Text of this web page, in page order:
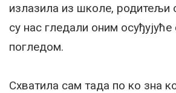
излазила из школе, родитељи
су нас гледали оним
погледом.
Схватила сам тада по ко зна